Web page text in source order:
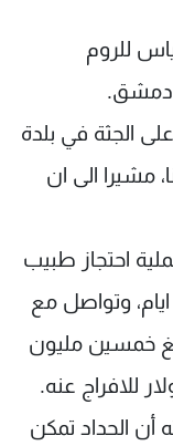
للروم
دمشق.
الجثة في بلدة
الى ان
احتجاز طبيب
وتواصل مع
خمسين مليون
أن الحداد تمكن